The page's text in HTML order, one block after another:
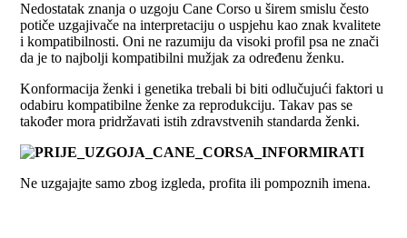
Nedostatak znanja o uzgoju Cane Corso u širem smislu često
potiče uzgajivače na interpretaciju o uspjehu kao znak kvalitete
i kompatibilnosti. Oni ne razumiju da visoki profil psa ne znači
da je to najbolji kompatibilni mužjak za određenu ženku.
Konformacija ženki i genetika trebali bi biti odlučujući faktori u
odabiru kompatibilne ženke za reprodukciju. Takav pas se
također mora pridržavati istih zdravstvenih standarda ženki.
Ne uzgajajte samo zbog izgleda, profita ili pompoznih imena.